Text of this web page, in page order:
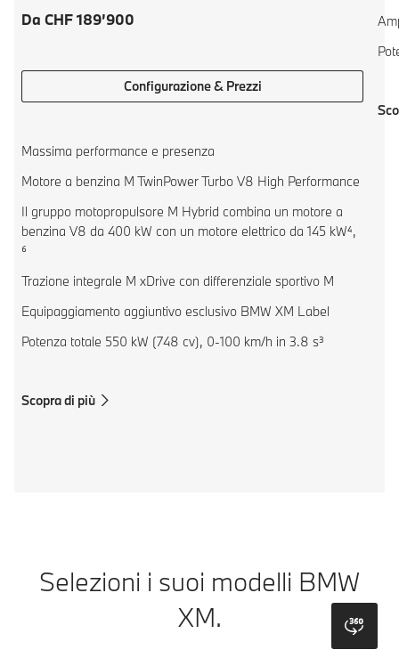
Da CHF 189’900
Configurazione & Prezzi
Massima performance e presenza
Motore a benzina M TwinPower Turbo V8 High Performance
Il gruppo motopropulsore M Hybrid combina un motore a
benzina V8 da 400 kW con un motore elettrico da 145 kW⁴,
⁶
Trazione integrale M xDrive con differenziale sportivo M
Equipaggiamento aggiuntivo esclusivo BMW XM Label
Potenza totale 550 kW (748 cv), 0-100 km/h in 3.8 s³
Scopra di più
Selezioni i suoi modelli BMW
XM.